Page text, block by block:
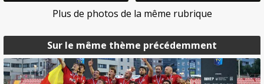
Sur le même thème précédemment
Plus de photos de la même rubrique